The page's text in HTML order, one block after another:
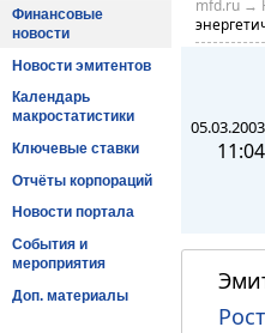
Финансовые
новости
Новости эмитентов
Календарь
макростатистики
Ключевые ставки
Отчёты корпораций
Новости портала
События и
мероприятия
Доп. материалы
mfd.ru→
05.03.2003
11:04